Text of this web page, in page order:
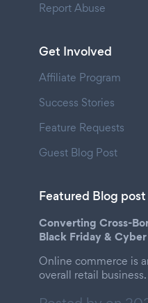
Report Abuse
Get Involved
Affiliate Program
Success Stories
Feature Requests
Guest Blog Post
Featured Blog post
Converting Cross-
Black Friday &
Online commerce is
overall retail business.